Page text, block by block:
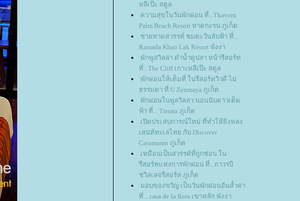
หลีเป๊ะ สตูล
ความสุขในวันพักผ่อน ที่...Thavorn
Palm Beach Resort หาดกะรน ภูเก็ต
ชายหาดสวรรค์ ชมตะวันลับฟ้า ที่...
Ramada Khao Lak Resort พังงา
พักพูลวิลล่า ดำน้ำดูปลา หน้ารีสอร์ท
ที่.. The Cliff เกาะหลีเป๊ะ สตูล
พักผ่อนให้เต็มที่ ในรีสอร์ทวิวดี ไม่
ธรรมดา ที่ U Zenmaya ภูเก็ต
พักผ่อนในพูลวิลลา นอนนับดาวเต็ม
ฟ้า ที่... Trisara ภูเก็ต
เปิดประสบการณ์ใหม่ ที่ทำให้ยิ่งหลง
เสน่ห์ทะเลไทย กับ Discover
Catamaran ภูเก็ต
เหมือนเป็นสวรรค์ที่ถูกซ่อน ใน
รีสอร์ทแห่งการพักผ่อน ที่...ถาวรบี
ชวิลเลจรีสอร์ท ภูเก็ต
มอบของขวัญ เป็นวันพักผ่อนอันล้ำค่า
ที่... casa de la flora เขาหลัก พังงา